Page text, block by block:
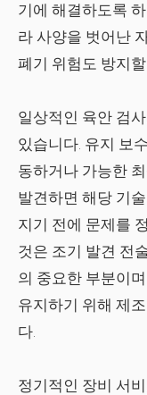
기에 해결하도록
라 사양을 벗어난
폐기 위험도 방지
일상적인 육안 검
있습니다. 유지 보
동하거나 가능한
발견하면 해당 기
지기 전에 문제를
것은 조기 발견 전
의 중요한 부분이
유지하기 위해 제
다.
정기적인 장비 서